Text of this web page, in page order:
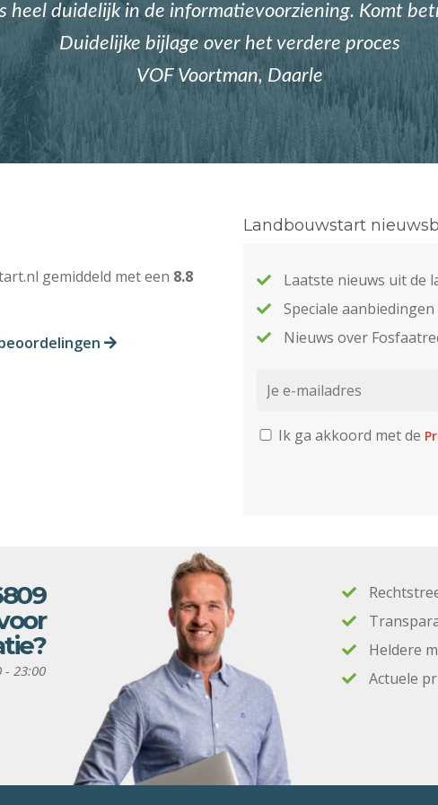
heel duidelijk in de informatievoorziening. Komt
Duidelijke bijlage over het verdere proces
VOF Voortman, Daarle
gemiddeld met een 8.8
Landbouwstart
Laatste nieuws uit de
Speciale
Nieuws over
Ik ga akkoord met de
- 23:00
Heldere
Actuele